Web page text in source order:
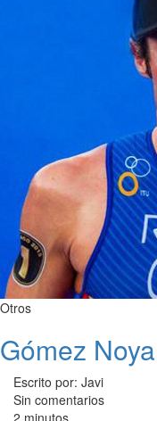
Otros
Gómez
Escrito por: Javi
Sin comentarios
2 minutos